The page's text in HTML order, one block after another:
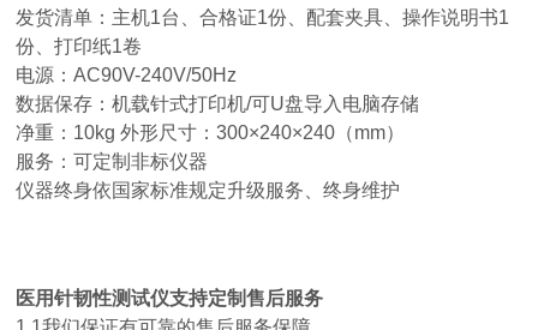
发货清单：主机1台、合格证1份、配套夹具、操作说明书1
份、打印纸1卷
电源：AC90V-240V/50Hz
数据保存：机载针式打印机/可U盘导入电脑存储
净重：10kg 外形尺寸：300×240×240（mm）
服务：可定制非标仪器
仪器终身依国家标准规定升级服务、终身维护
医用针韧性测试仪支持定制售后服务